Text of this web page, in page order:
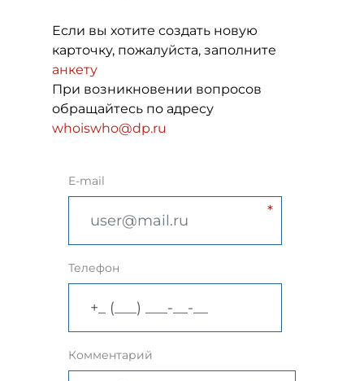
Если вы хотите создать новую
карточку, пожалуйста, заполните
анкету
При возникновении вопросов
обращайтесь по адресу
whoiswho@dp.ru
E-mail
Телефон
Комментарий